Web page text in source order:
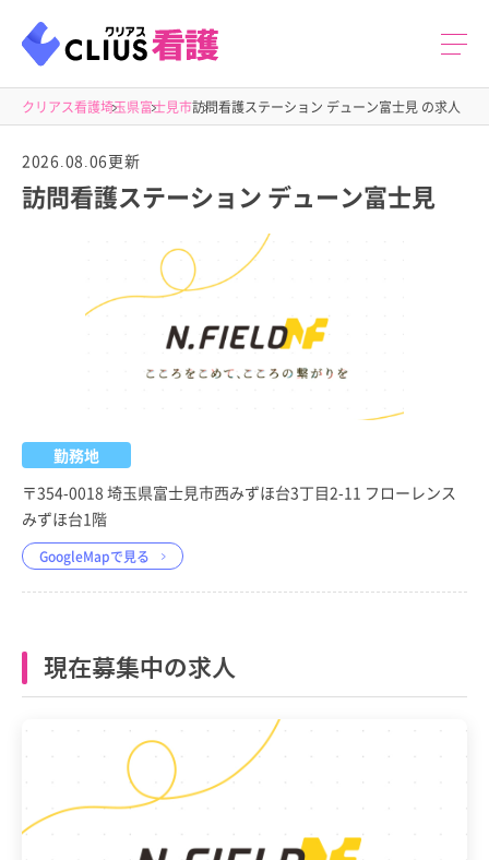
クリアス看護埼玉県富士見市訪問看護ステーション デューン富士見 の求人
2026.08.06更新
訪問看護ステーション デューン富士見
勤務地
〒354-0018 埼玉県富士見市西みずほ台3丁目2-11 フローレンス
みずほ台1階
GoogleMapで見る
現在募集中の求人